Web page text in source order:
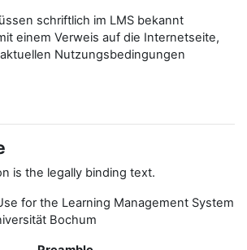
schriftlich im LMS bekannt
einem Verweis auf die Internetseite,
Nutzungsbedingungen
is the legally binding text.
for the Learning Management System
Bochum